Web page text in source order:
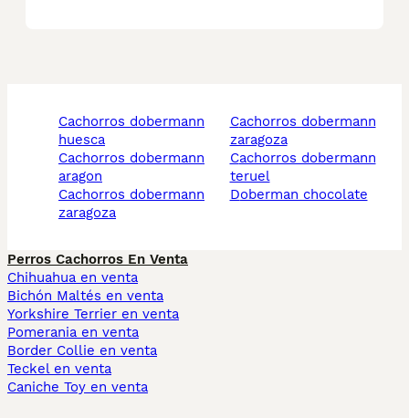
cachorros dobermann
huesca
cachorros dobermann
aragon
cachorros dobermann
zaragoza
cachorros dobermann
zaragoza
cachorros dobermann
teruel
doberman chocolate
Perros Cachorros En Venta
Chihuahua en venta
Bichón Maltés en venta
Yorkshire Terrier en venta
Pomerania en venta
Border Collie en venta
Teckel en venta
Caniche Toy en venta